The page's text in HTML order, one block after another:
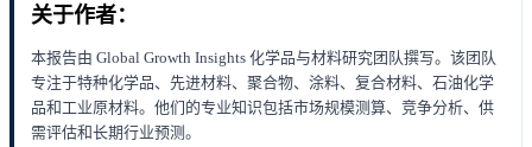
关于作者：
本报告由 Global Growth Insights 化学品与材料研究团队撰写。该团队
专注于特种化学品、先进材料、聚合物、涂料、复合材料、石油化学
品和工业原材料。他们的专业知识包括市场规模测算、竞争分析、供
需评估和长期行业预测。